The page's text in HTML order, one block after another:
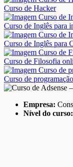
Curso de Hacker
Curso de Inglês para
Curso de Inglês para
Curso de Filosofia
Curso de
Empresa:
Nível do curso: